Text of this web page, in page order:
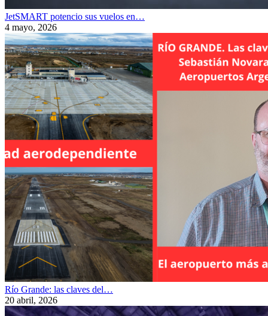
JetSMART potencio sus vuelos en…
4 mayo, 2026
Río Grande: las claves del…
20 abril, 2026